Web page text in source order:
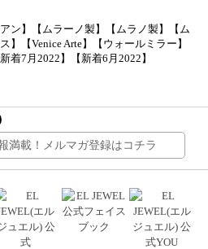
ン】【ムラーノ製】【ムラノ製】【ム
】【Venice Arte】【ウォールミラー】
着7月2022】【新着6月2022】
満載！メルマガ登録はコチラ